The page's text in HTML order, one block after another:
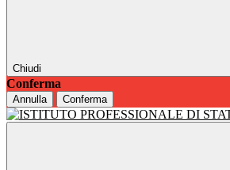
Chiudi
Conferma
Annulla Conferma